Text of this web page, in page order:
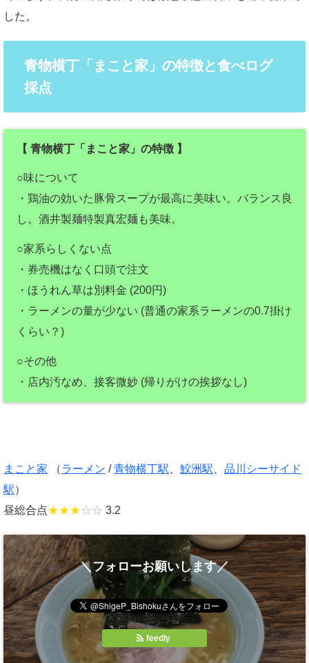
した。
青物横丁「まこと家」の特徴と食べログ
採点
【 青物横丁「まこと家」の特徴 】
○味について
・鶏油の効いた豚骨スープが最高に美味い。バランス良
し。酒井製麺特製真宏麺も美味。
○家系らしくない点
・券売機はなく口頭で注文
・ほうれん草は別料金 (200円)
・ラーメンの量が少ない (普通の家系ラーメンの0.7掛け
くらい？)
○その他
・店内汚なめ、接客微妙 (帰りがけの挨拶なし)
まこと家 （ラーメン /青物横丁駅 鮫洲駅
品川シーサイド
駅）
昼総合点★★★☆☆ 3.2
＼フォローお願いします／
feedly